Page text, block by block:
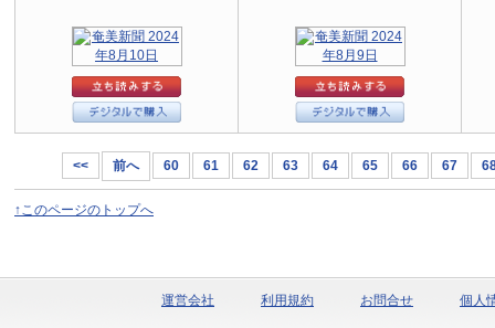
<< 前へ 60 61 62 63 64 65 66 67
↑このページのトップへ
運営会社 利用規約 お問合せ 個人